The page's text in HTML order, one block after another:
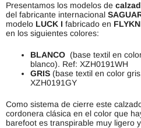
Presentamos los modelos de
del fabricante internacional
modelo LUCK I fabricado en
en los siguientes colores:
BLANCO (base textil en
blanco). Ref: XZH0191WH
GRIS (base textil en color
XZH0191GY
Como sistema de cierre este
cordonera clásica en el color que
barefoot es transpirable muy ligero